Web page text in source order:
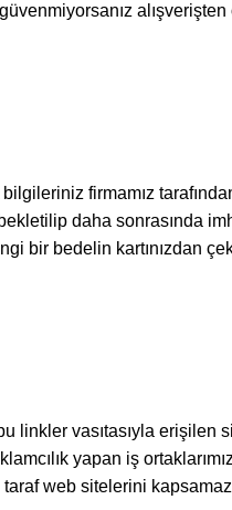
firmamız
daha sonrasında
bir bedelin kartınızdan
linkler vasıtasıyla
yapan iş
taraf web sitelerini